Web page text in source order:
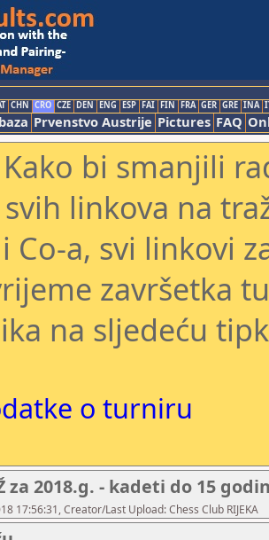
CHN CRO CZE DEN ENG ESP FAI FIN FRA GER GRE INA
Prvenstvo Austrije Pictures FAQ
bi smanjili
linkova na
Co-a, svi linkovi
završetka
na sljedeću
o turniru
za 2018.g. - kadeti do 15
17:56:31, Creator/Last Upload: Chess Club RIJEKA